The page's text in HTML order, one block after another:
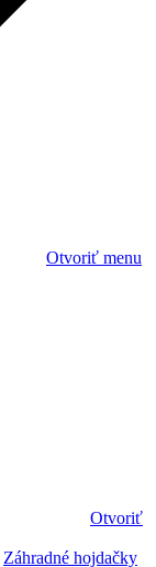
Otvoriť menu
Otvoriť
Záhradné hojdačky